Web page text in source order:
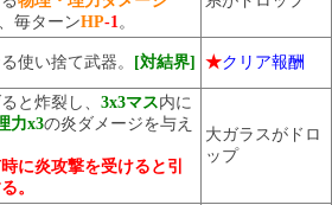
、毎ターンHP-1 。
使い捨て武器。 [対結界] ★クリア報酬
と炸裂し、 3x3マス内に
力x3の炎ダメージを与え
に炎攻撃を受けると引
。
大ガラスがドロ
ップ